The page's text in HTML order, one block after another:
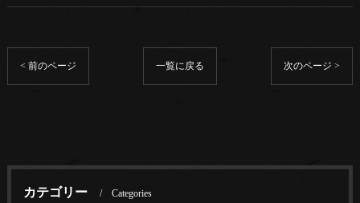
< 前のページ 一覧に戻る 次のページ >
カテゴリー Categories